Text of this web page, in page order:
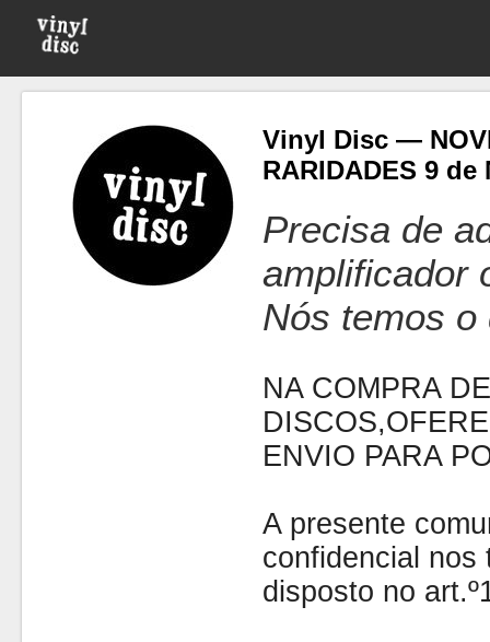
Vinyl Disc —
RARIDADES 9 de
Precisa de
amplificador
Nós temos o
NA COMPRA
ENVIO PARA
A presente
confidencial nos
disposto no